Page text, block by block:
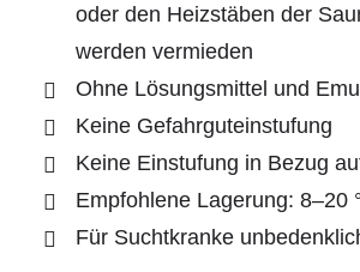
oder den Heizstäben der
werden vermieden
Ohne Lösungsmittel und
Keine Gefahrguteinstufung
Keine Einstufung in Bezug
Empfohlene Lagerung: 8–20
Für Suchtkranke